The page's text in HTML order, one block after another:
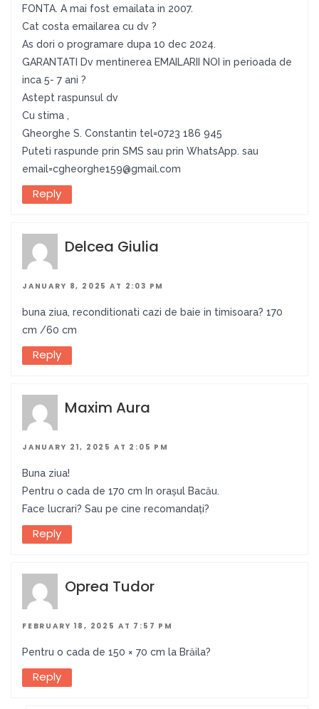
FONTA. A mai fost emailata in 2007.
Cat costa emailarea cu dv ?
As dori o programare dupa 10 dec 2024.
GARANTATI Dv mentinerea EMAILARII NOI in perioada de
inca 5- 7 ani ?
Astept raspunsul dv
Cu stima ,
Gheorghe S. Constantin tel=0723 186 945
Puteti raspunde prin SMS sau prin WhatsApp. sau
email=cgheorghe159@gmail.com
Reply
Delcea Giulia
JANUARY 8, 2025 AT 2:03 PM
buna ziua, reconditionati cazi de baie in timisoara? 170
cm /60 cm
Reply
Maxim Aura
JANUARY 21, 2025 AT 2:05 PM
Buna ziua!
Pentru o cada de 170 cm In orașul Bacău.
Face lucrari? Sau pe cine recomandați?
Reply
Oprea Tudor
FEBRUARY 18, 2025 AT 7:57 PM
Pentru o cada de 150 × 70 cm la Brăila?
Reply